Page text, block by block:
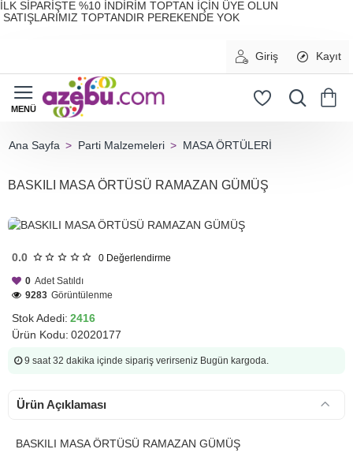
İLK SİPARİŞTE %10 İNDİRİM TOPTAN İÇİN ÜYE OLUN
SATIŞLARIMIZ TOPTANDIR PEREKENDE YOK
Giriş Kayıt
Parti Malzemeleri MASA ÖRTÜLERİ
BASKILI MASA ÖRTÜSÜ RAMAZAN GÜMÜŞ
0.0 0 Değerlendirme
Stok Adedi: 2416
Ürün Kodu: 02020177
0 Adet Satıldı
9283 Görüntülenme
9 saat 32 dakika içinde sipariş verirseniz Bugün kargoda.
Ürün Açıklaması
BASKILI MASA ÖRTÜSÜ RAMAZAN GÜMÜŞ